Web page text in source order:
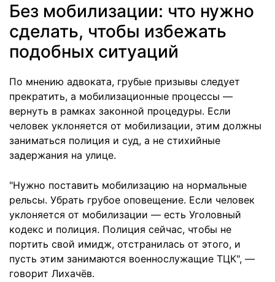
Без мобилизации: что нужно
сделать, чтобы избежать
подобных ситуаций
По мнению адвоката, грубые призывы следует
прекратить, а мобилизационные процессы —
вернуть в рамках законной процедуры. Если
человек уклоняется от мобилизации, этим должны
заниматься полиция и суд, а не стихийные
задержания на улице.
"Нужно поставить мобилизацию на нормальные
рельсы. Убрать грубое оповещение. Если человек
уклоняется от мобилизации — есть Уголовный
кодекс и полиция. Полиция сейчас, чтобы не
портить свой имидж, отстранилась от этого, и
пусть этим занимаются военнослужащие ТЦК", —
говорит Лихачёв.